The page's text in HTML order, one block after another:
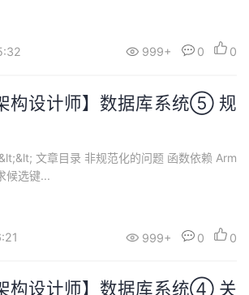
999+ 0 0
构设计师】数据库系统⑤ 规
文章目录 非规范化的问题 函数依赖 Arm
候选键...
999+ 0 0
构设计师】数据库系统④ 关